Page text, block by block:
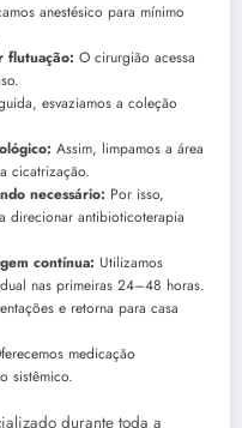
anestésico para mínimo
flutuação: O cirurgião acessa
esvaziamos a coleção
Assim, limpamos a área
cicatrização.
necessário: Por isso,
direcionar antibioticoterapia
contínua: Utilizamos
nas primeiras 24–48 horas.
e retorna para casa
medicação
sistêmico.
durante toda a